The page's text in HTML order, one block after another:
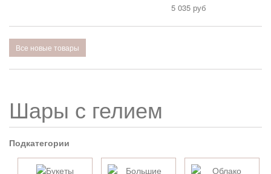
5 035 руб
Все новые товары
Шары с гелием
Подкатегории